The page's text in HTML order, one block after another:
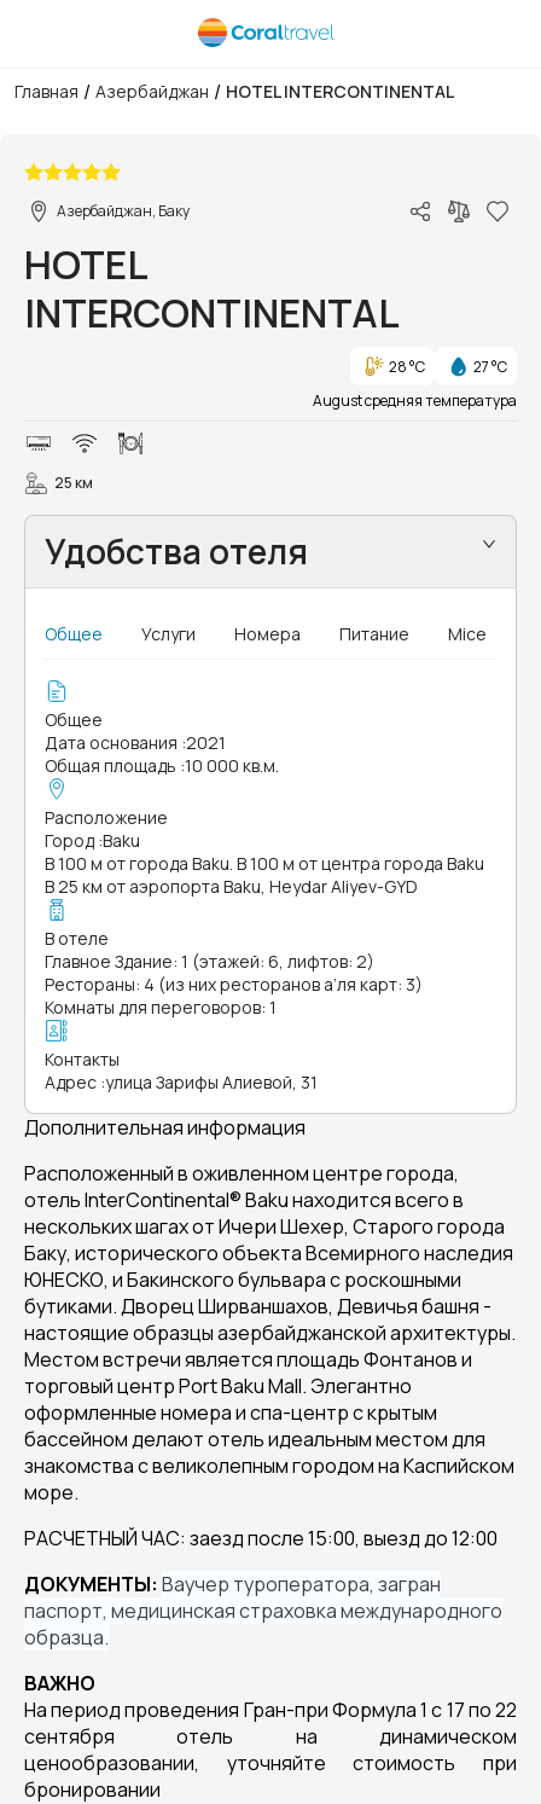
Главная / Азербайджан / HOTEL INTERCONTINENTAL
Азербайджан, Баку
HOTEL
INTERCONTINENTAL
28 °C
27 °C
August средняя температура
25 км
Удобства отеля
Общее Услуги Номера Питание Mice
Общее
Дата основания :2021
Общая площадь :10 000 кв.м.
Расположение
Город :Baku
В 100 м от города Baku. В 100 м от центра города Baku
В 25 км от аэропорта Baku, Heydar Aliyev-GYD
В отеле
Главное Здание: 1 (этажей: 6, лифтов: 2)
Рестораны: 4 (из них ресторанов а’ля карт: 3)
Комнаты для переговоров: 1
Контакты
Адрес :улица Зарифы Алиевой, 31
Дополнительная информация
Расположенный в оживленном центре города,
отель InterContinental® Baku находится всего в
нескольких шагах от Ичери Шехер, Старого города
Баку, исторического объекта Всемирного наследия
ЮНЕСКО, и Бакинского бульвара с роскошными
бутиками. Дворец Ширваншахов, Девичья башня -
настоящие образцы азербайджанской архитектуры.
Местом встречи является площадь Фонтанов и
торговый центр Port Baku Mall. Элегантно
оформленные номера и спа-центр с крытым
бассейном делают отель идеальным местом для
знакомства с великолепным городом на Каспийском
море.
РАСЧЕТНЫЙ ЧАС: заезд после 15:00, выезд до 12:00
ДОКУМЕНТЫ: Ваучер туроператора, загран
паспорт, медицинская страховка международного
образца.
ВАЖНО
На период проведения Гран-при Формула 1 с 17 по 22
сентября отель на динамическом
ценообразовании, уточняйте стоимость при
бронировании